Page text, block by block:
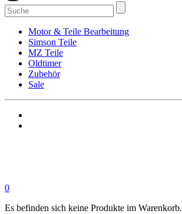
Suchen
nach:
Motor & Teile Bearbeitung
Simson Teile
MZ Teile
Oldtimer
Zubehör
Sale
0
Es befinden sich keine Produkte im Warenkorb.